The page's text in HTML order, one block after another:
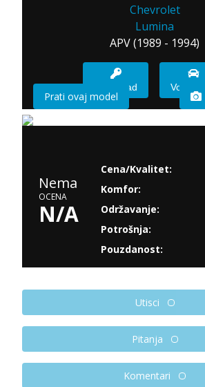
Chevrolet
Lumina
APV (1989 - 1994)
Imam sad Vozio
Prati ovaj model
Nema
OCENA
N/A
Cena/Kvalitet:
Komfor:
Održavanje:
Potrošnja:
Pouzdanost:
Utisci
Pitanja
Komentari